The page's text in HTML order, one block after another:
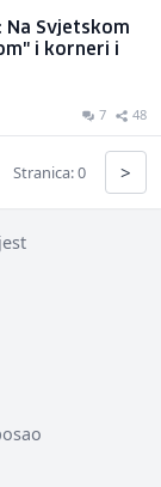
Na Svjetskom
i korneri i
7 48
Stranica: 0 >